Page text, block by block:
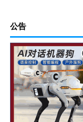
公告